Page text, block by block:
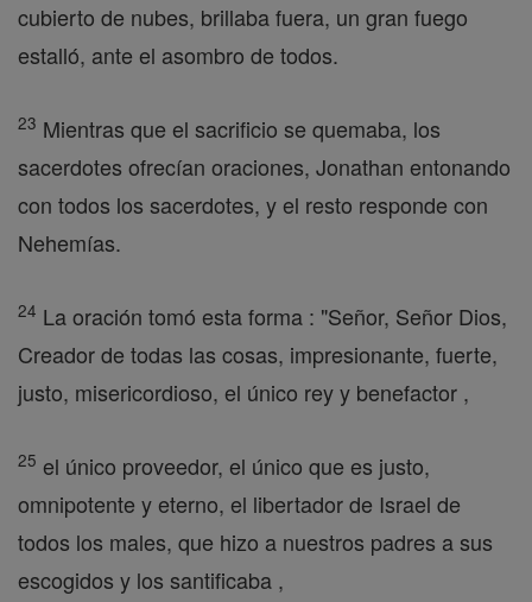
cubierto de nubes, brillaba fuera, un gran fuego
estalló, ante el asombro de todos.
23 Mientras que el sacrificio se quemaba, los
sacerdotes ofrecían oraciones, Jonathan entonando
con todos los sacerdotes, y el resto responde con
Nehemías.
24 La oración tomó esta forma : "Señor, Señor Dios,
Creador de todas las cosas, impresionante, fuerte,
justo, misericordioso, el único rey y benefactor ,
25 el único proveedor, el único que es justo,
omnipotente y eterno, el libertador de Israel de
todos los males, que hizo a nuestros padres a sus
escogidos y los santificaba ,